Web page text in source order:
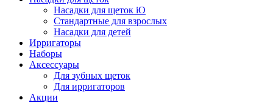
Насадки для щеток iO
Стандартные для взрослых
Насадки для детей
Ирригаторы
Наборы
Аксессуары
Для зубных щеток
Для ирригаторов
Акции